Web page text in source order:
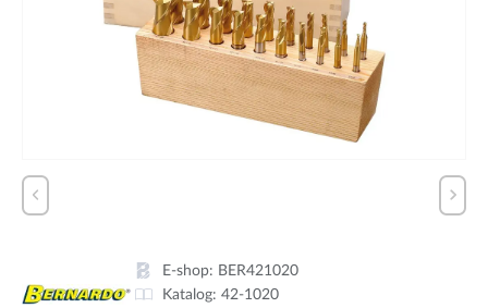
E-shop: BER421020
Katalog: 42-1020